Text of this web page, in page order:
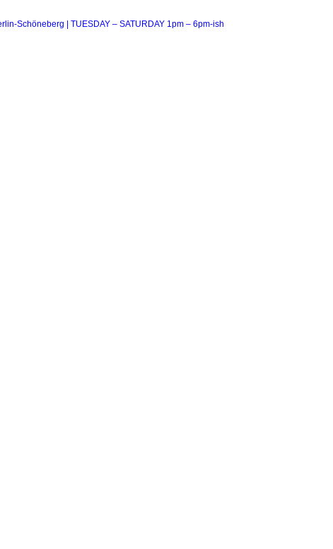
Schöneberg | TUESDAY – SATURDAY 1pm – 6pm-ish